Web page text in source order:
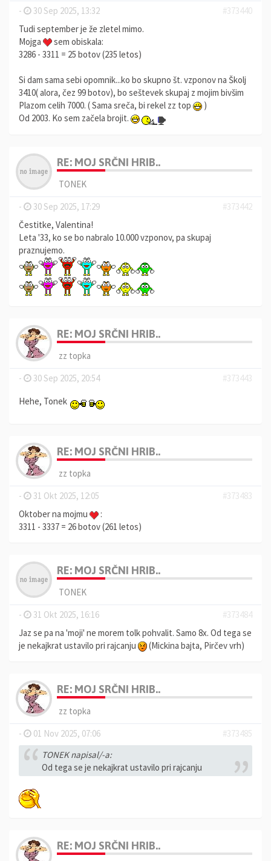
- 30 Sep 2025, 13:32
#373440
Tudi september je že zletel mimo.
Mojga
sem obiskala:
3286 - 3311 = 25 botov (235 letos)
Si dam sama sebi opomnik...ko bo skupno št. vzponov na Školj
3410( alora, čez 99 botov), bo seštevek skupaj z mojim bivšim
Plazom celih 7000. ( Sama sreča, bi rekel zz top
)
Od 2003. Ko sem začela brojit.
RE: MOJ SRČNI HRIB..
TONEK
-
30 Sep 2025, 17:29
#373442
Čestitke, Valentina!
Leta '33, ko se bo nabralo 10.000 vzponov, pa skupaj
praznujemo.
RE: MOJ SRČNI HRIB..
zz topka
-
30 Sep 2025, 20:54
#373443
Hehe, Tonek
RE: MOJ SRČNI HRIB..
zz topka
-
31 Okt 2025, 12:05
#373483
Oktober na mojmu
:
3311 - 3337 = 26 botov (261 letos)
RE: MOJ SRČNI HRIB..
TONEK
-
31 Okt 2025, 16:16
#373484
Jaz se pa na 'moji' ne morem tolk pohvalit. Samo 8x. Od tega se
je nekajkrat ustavilo pri rajcanju
(Mickina bajta, Pirčev vrh)
RE: MOJ SRČNI HRIB..
zz topka
-
01 Nov 2025, 07:06
#373485
TONEK napisal/-a:
Od tega se je nekajkrat ustavilo pri rajcanju
RE: MOJ SRČNI HRIB..